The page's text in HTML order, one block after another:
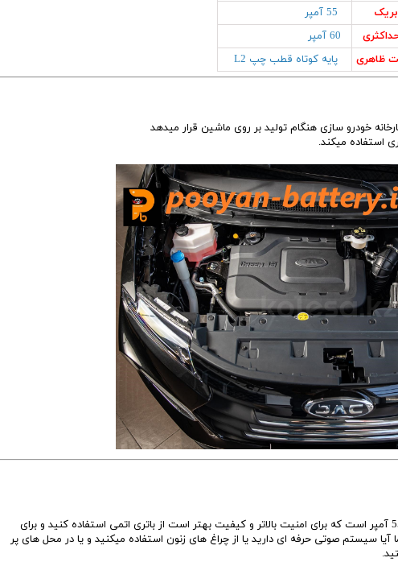
ظاهری
پایه کوتاه قطب چپ L2
باتری فابریک جک s3 که کارخانه برای آن در نظر گرفته است 55 آمپر است که برای امنیت بالاتر و کیفیت بهتر است از باتری اتمی استفاده کنید و برای
آیا سیستم صوتی حرفه ای دارید یا از چراغ های زنون استفاده میکنید و یا در محل های پر